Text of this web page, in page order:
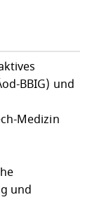
BBIG) und
Medizin
und